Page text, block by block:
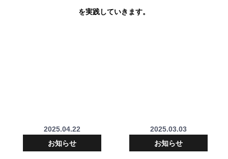
を実践していきます。
2025.04.22
お知らせ
2025.03.03
お知らせ